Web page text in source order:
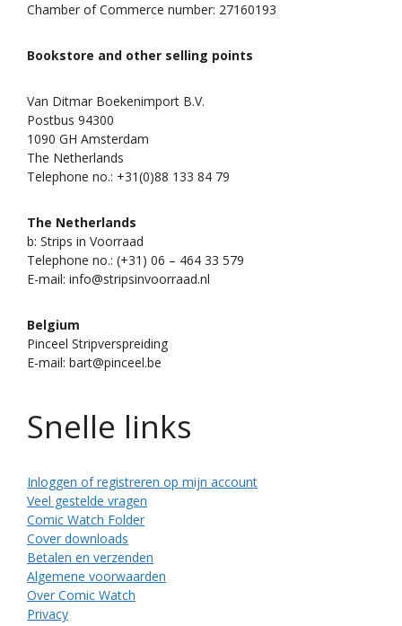
Chamber of Commerce number: 27160193
Bookstore and other selling points
Van Ditmar Boekenimport B.V.
Postbus 94300
1090 GH Amsterdam
The Netherlands
Telephone no.: +31(0)88 133 84 79
The Netherlands
b: Strips in Voorraad
Telephone no.: (+31) 06 – 464 33 579
E-mail: info@stripsinvoorraad.nl
Belgium
Pinceel Stripverspreiding
E-mail: bart@pinceel.be
Snelle links
Inloggen of registreren op mijn account
Veel gestelde vragen
Comic Watch Folder
Cover downloads
Betalen en verzenden
Algemene voorwaarden
Over Comic Watch
Privacy